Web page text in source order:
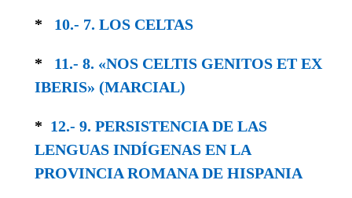
* 10.- 7. LOS CELTAS
* 11.- 8. «NOS CELTIS GENITOS ET EX
IBERIS» (MARCIAL)
* 12.- 9. PERSISTENCIA DE LAS
LENGUAS IN­DÍGENAS EN LA
PROVINCIA ROMANA DE HISPANIA